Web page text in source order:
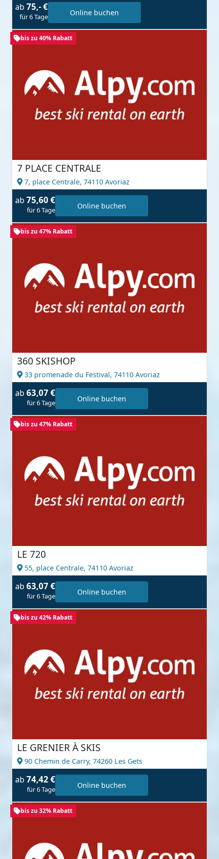
ab 75,- €
für 6 Tage Online buchen
bis zu 40% Rabatt
7 PLACE CENTRALE
7, place Centrale, 74110 Avoriaz
ab 75,60 €
für 6 Tage Online buchen
bis zu 47% Rabatt
360 SKISHOP
33 promenade du Festival, 74110 Avoriaz
ab 63,07 €
für 6 Tage Online buchen
bis zu 47% Rabatt
LE 720
55, place Centrale, 74110 Avoriaz
ab 63,07 €
für 6 Tage Online buchen
bis zu 42% Rabatt
LE GRENIER À SKIS
90 Chemin de Carry, 74260 Les Gets
ab 74,42 €
für 6 Tage Online buchen
bis zu 32% Rabatt